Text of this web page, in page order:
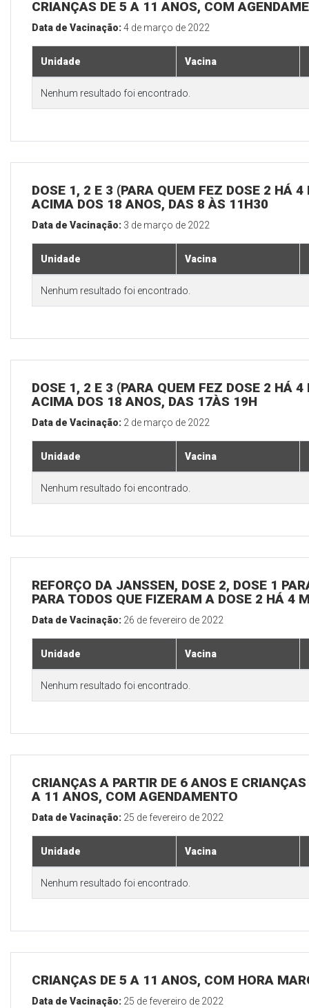
CRIANÇAS DE 5 A 11 ANOS, COM
Data de Vacinação:4 de março de 2022
Unidade Vacina
Nenhum resultado foi encontrado.
DOSE 1, 2 E 3 (PARA QUEM FEZ DOSE 2 HÁ
ACIMA DOS 18 ANOS, DAS 8 ÀS 11H30
Data de Vacinação: 3 de março de 2022
Unidade Vacina
Nenhum resultado foi encontrado.
DOSE 1, 2 E 3 (PARA QUEM FEZ DOSE 2 HÁ
ACIMA DOS 18 ANOS, DAS 17ÀS 19H
Data de Vacinação: 2 de março de 2022
Unidade Vacina
Nenhum resultado foi encontrado.
REFORÇO DA JANSSEN, DOSE 2, DOSE 1
PARA TODOS QUE FIZERAM A DOSE 2 HÁ 4
Data de Vacinação: 26 de fevereiro de 2022
Unidade Vacina
Nenhum resultado foi encontrado.
CRIANÇAS A PARTIR DE 6 ANOS E
A 11 ANOS, COM AGENDAMENTO
Data de Vacinação: 25 de fevereiro de 2022
Unidade Vacina
Nenhum resultado foi encontrado.
CRIANÇAS DE 5 A 11 ANOS, COM HORA
Data de Vacinação: 25 de fevereiro de 2022